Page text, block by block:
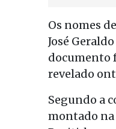
Os nomes
José
documento
revelado
Segundo a
montado na